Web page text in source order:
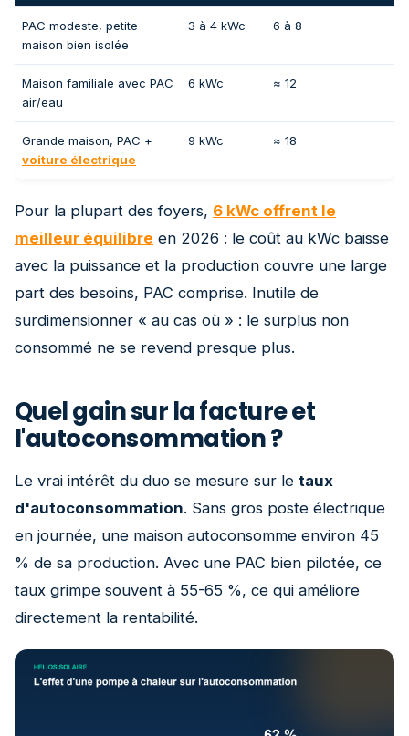
PAC modeste, petite
maison bien isolée
3 à 4 kWc 6 à 8
Maison familiale avec PAC
air/eau
6 kWc ≈ 12
Grande maison, PAC +
voiture électrique
9 kWc ≈ 18
Pour la plupart des foyers, 6 kWc offrent le
meilleur équilibre en 2026 : le coût au kWc baisse
avec la puissance et la production couvre une large
part des besoins, PAC comprise. Inutile de
surdimensionner « au cas où » : le surplus non
consommé ne se revend presque plus.
Quel gain sur la facture et
l'autoconsommation ?
Le vrai intérêt du duo se mesure sur le taux
d'autoconsommation. Sans gros poste électrique
en journée, une maison autoconsomme environ 45
% de sa production. Avec une PAC bien pilotée, ce
taux grimpe souvent à 55-65 %, ce qui améliore
directement la rentabilité.